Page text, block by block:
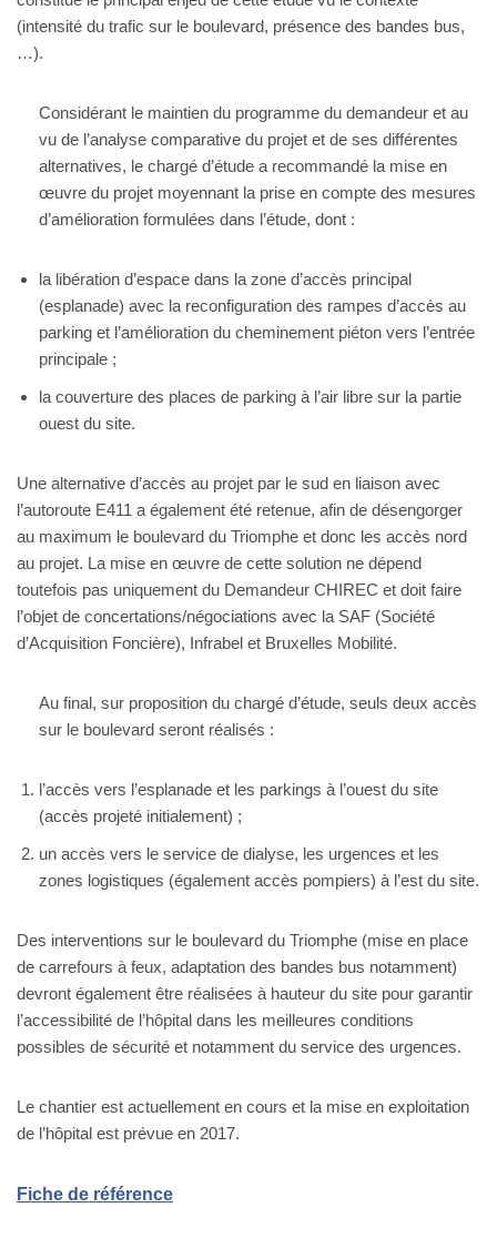
(intensité du trafic sur le boulevard, présence des bandes bus,
…).
Considérant le maintien du programme du demandeur et au
vu de l’analyse comparative du projet et de ses différentes
alternatives, le chargé d’étude a recommandé la mise en
œuvre du projet moyennant la prise en compte des mesures
d’amélioration formulées dans l’étude, dont :
la libération d’espace dans la zone d’accès principal
(esplanade) avec la reconfiguration des rampes d’accès au
parking et l’amélioration du cheminement piéton vers l’entrée
principale ;
la couverture des places de parking à l’air libre sur la partie
ouest du site.
Une alternative d’accès au projet par le sud en liaison avec
l’autoroute E411 a également été retenue, afin de désengorger
au maximum le boulevard du Triomphe et donc les accès nord
au projet. La mise en œuvre de cette solution ne dépend
toutefois pas uniquement du Demandeur CHIREC et doit faire
l’objet de concertations/négociations avec la SAF (Société
d’Acquisition Foncière), Infrabel et Bruxelles Mobilité.
Au final, sur proposition du chargé d’étude, seuls deux accès
sur le boulevard seront réalisés :
l’accès vers l’esplanade et les parkings à l’ouest du site
(accès projeté initialement) ;
un accès vers le service de dialyse, les urgences et les
zones logistiques (également accès pompiers) à l’est du site.
Des interventions sur le boulevard du Triomphe (mise en place
de carrefours à feux, adaptation des bandes bus notamment)
devront également être réalisées à hauteur du site pour garantir
l’accessibilité de l’hôpital dans les meilleures conditions
possibles de sécurité et notamment du service des urgences.
Le chantier est actuellement en cours et la mise en exploitation
de l’hôpital est prévue en 2017.
Fiche de référence